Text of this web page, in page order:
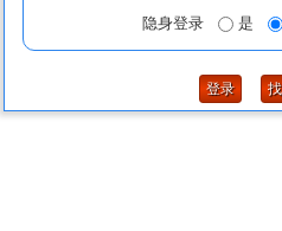
隐身登录 是